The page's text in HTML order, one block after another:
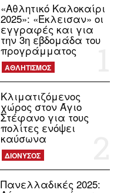
«Αθλητικό Καλοκαίρι
2025»: «Έκλεισαν» οι
εγγραφές και για
την 3η εβδομάδα του
προγράμματος
ΑΘΛΗΤΙΣΜΟΣ
Κλιματιζόμενος
χώρος στον Άγιο
Στέφανο για τους
πολίτες ενόψει
καύσωνα
ΔΙΟΝΥΣΟΣ
Πανελλαδικές 2025: